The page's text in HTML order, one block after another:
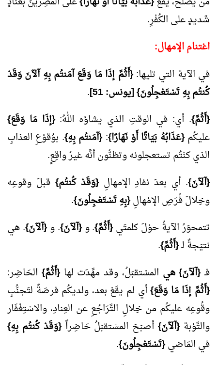
شَديدٍ على الكُفْرِ.
اغتنام الإمهال:
في الآية التي تليها:{أَثُمَّ إذَا مَا وَقَعَ آمَنتُم بِهِ آلآنَ وَقَدْ
كُنتُم بِهِ تَسْتَعْجِلُونَ} [يونس:51
]
.
{أَثُمَّ}. أي: في الوقتِ الذي يشاؤه اللهُ:{إذَا مَا وَقَعَ}
عليكُم{عَذَابُهُ بَيَاتًا أَوْ نَهَارًا}:{آمَنتُم بِهِ}. بوُقوْعِ العذابِ
الذي كنْتُم تستعجلونه وتظنُّون أنَّه غيرُ واقِعٍ.
{آلآنَ}. أي بعدَ نفادِ الإمهالِ{وَقَدْ كُنتُم} قبلَ وقوعِه
وخِلالَ فُرَصِ الإمْهالِ{بِهِ تَسْتَعْجِلُونَ}.
تتمحوَرُ الآيةُ حوْلَ كلمتَي{أَثُمَّ}. و{آلآنَ}. و{آلآنَ}. هي
نتيَجةٌ لـ{أَثُمَّ}.
فـ{آلآنَ} هي المسْتقبَلُ، وقد مهَّدَت لها{أَثُمَّ} الحَاضِر:
{أَثُمَّ إذَا مَا وَقَعَ}أي لم يقَعْ بعد، ولديكُم فرصَةٌ لتَجنُّبِ
وقُوعِه عليكُم من خِلالِ التَّرَاجُعِ عن العِنادِ، والاسْتِغْفَار
والتَّوْبة{آلآنَ} أصبَحَ المسْتقبَلُ حَاضِراً{وَقَدْ كُنتُم بِهِ}
في المَاضي{تَسْتَعْجِلُونَ}.